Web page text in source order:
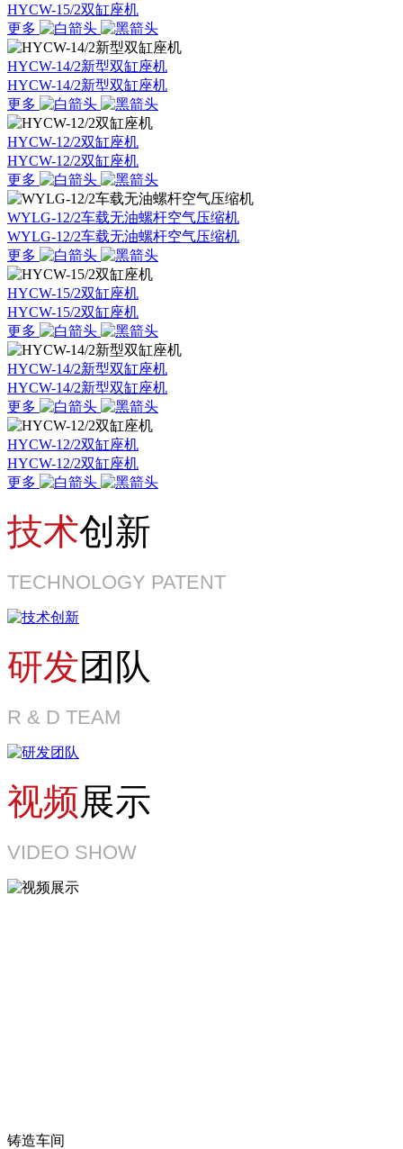
HYCW-15/2双缸座机
更多
HYCW-14/2新型双缸座机
HYCW-14/2新型双缸座机
更多
HYCW-12/2双缸座机
HYCW-12/2双缸座机
更多
WYLG-12/2车载无油螺杆空气压缩机
WYLG-12/2车载无油螺杆空气压缩机
更多
HYCW-15/2双缸座机
HYCW-15/2双缸座机
更多
HYCW-14/2新型双缸座机
HYCW-14/2新型双缸座机
更多
HYCW-12/2双缸座机
HYCW-12/2双缸座机
更多
技术创新
TECHNOLOGY PATENT
研发团队
R & D TEAM
视频展示
VIDEO SHOW
铸造车间